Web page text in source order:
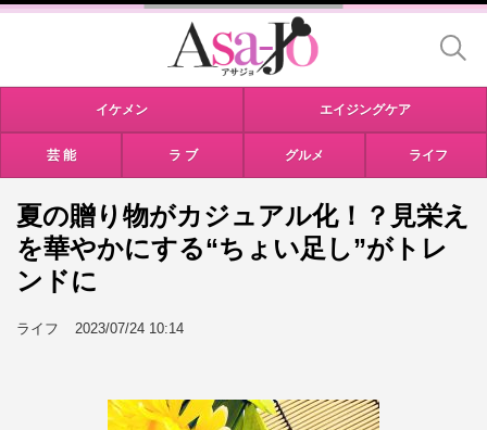
イケメン エイジングケア
芸 能 ラ ブ グルメ ライフ
夏の贈り物がカジュアル化！？見栄え
を華やかにする“ちょい足し”がトレ
ンドに
ライフ 2023/07/24 10:14